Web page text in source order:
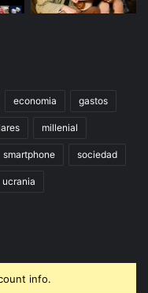
economia gastos
millenial
smartphone sociedad
ucrania
info.